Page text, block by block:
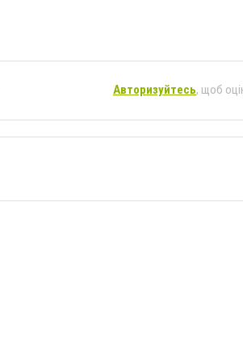
Авторизуйтесь, щоб